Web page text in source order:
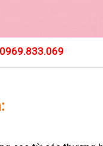
0969.833.069